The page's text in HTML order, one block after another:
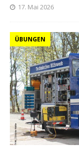
17. Mai 2026
ÜBUNGEN